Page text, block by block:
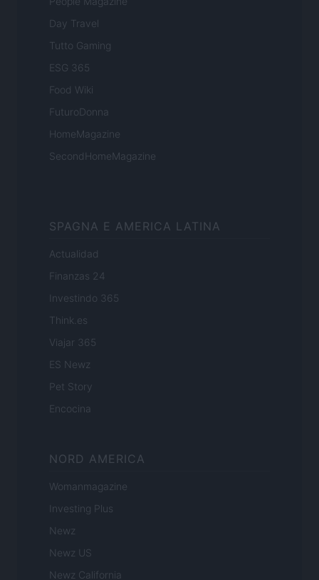
Day Travel
Tutto Gaming
ESG 365
Food Wiki
FuturoDonna
HomeMagazine
SecondHomeMagazine
SPAGNA E AMERICA LATINA
Actualidad
Finanzas 24
Investindo 365
Think.es
Viajar 365
ES Newz
Pet Story
Encocina
NORD AMERICA
Womanmagazine
Investing Plus
Newz
Newz US
Newz California